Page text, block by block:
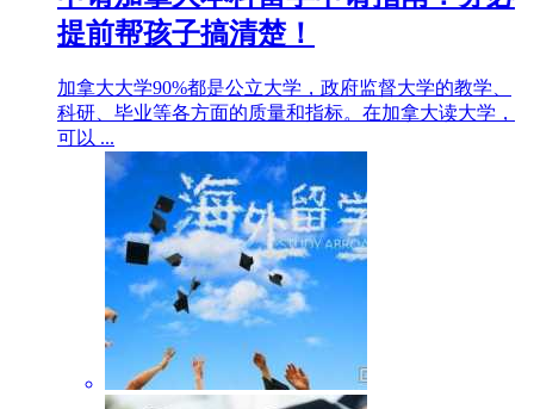
提前帮孩子搞清楚！
加拿大大学90%都是公立大学，政府监督大学的教学、
科研、毕业等各方面的质量和指标。在加拿大读大学，
可以 ...